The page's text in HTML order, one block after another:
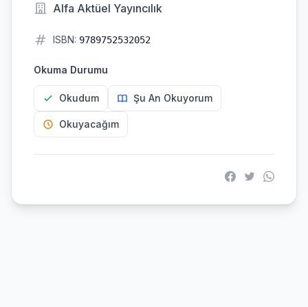
Alfa Aktüel Yayıncılık
ISBN: 9789752532052
Okuma Durumu
Okudum Şu An Okuyorum
Okuyacağım